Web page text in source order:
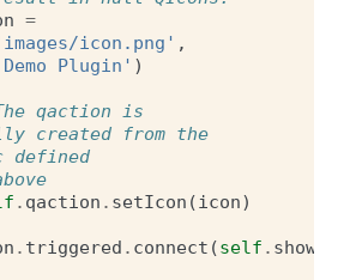
=
icon.png' ,
Plugin' )
qaction is
created from the
defined
. qaction . setIcon (icon)
. triggered . connect (self .